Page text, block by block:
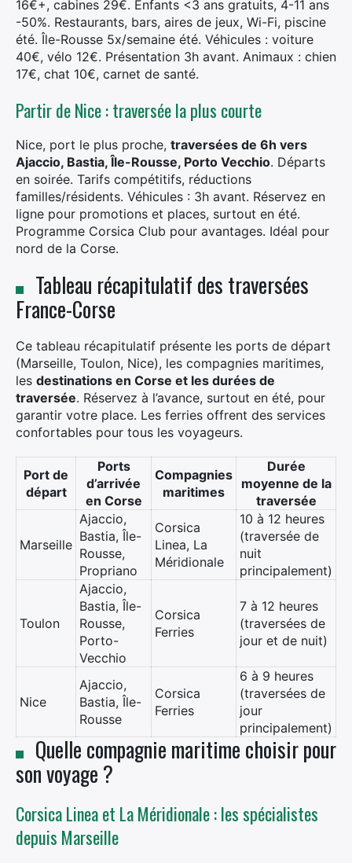
16€+, cabines 29€. Enfants <3 ans gratuits, 4-11 ans
-50%. Restaurants, bars, aires de jeux, Wi-Fi, piscine
été. Île-Rousse 5x/semaine été. Véhicules : voiture
40€, vélo 12€. Présentation 3h avant. Animaux : chien
17€, chat 10€, carnet de santé.
Partir de Nice : traversée la plus courte
Nice, port le plus proche, traversées de 6h vers
Ajaccio, Bastia, Île-Rousse, Porto Vecchio. Départs
en soirée. Tarifs compétitifs, réductions
familles/résidents. Véhicules : 3h avant. Réservez en
ligne pour promotions et places, surtout en été.
Programme Corsica Club pour avantages. Idéal pour
nord de la Corse.
Tableau récapitulatif des traversées
France-Corse
Ce tableau récapitulatif présente les ports de départ
(Marseille, Toulon, Nice), les compagnies maritimes,
les destinations en Corse et les durées de
traversée. Réservez à l’avance, surtout en été, pour
garantir votre place. Les ferries offrent des services
confortables pour tous les voyageurs.
Port de
départ
Ports
d’arrivée
en Corse
Compagnies
maritimes
Durée
moyenne de la
traversée
Marseille
Ajaccio,
Bastia, Île-
Rousse,
Propriano
Corsica
Linea, La
Méridionale
10 à 12 heures
(traversée de
nuit
principalement)
Toulon
Ajaccio,
Bastia, Île-
Rousse,
Porto-
Vecchio
Corsica
Ferries
7 à 12 heures
(traversées de
jour et de nuit)
Nice
Ajaccio,
Bastia, Île-
Rousse
Corsica
Ferries
6 à 9 heures
(traversées de
jour
principalement)
Quelle compagnie maritime choisir pour
son voyage ?
Corsica Linea et La Méridionale : les spécialistes
depuis Marseille